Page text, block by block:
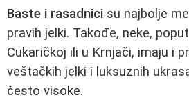
Baste i rasadnici su najbolje
pravih jelki. Takođe, neke,
Cukaričkoj ili u Krnjači, imaju i
veštačkih jelki i luksuznih
često visoke.